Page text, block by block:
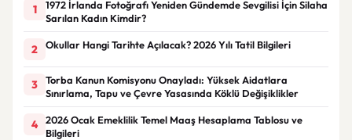
1
1972 İrlanda Fotoğrafı Yeniden Gündemde Sevgilisi İçin Silaha
Sarılan Kadın Kimdir?
2 Okullar Hangi Tarihte Açılacak? 2026 Yılı Tatil Bilgileri
3
Torba Kanun Komisyonu Onayladı: Yüksek Aidatlara
Sınırlama, Tapu ve Çevre Yasasında Köklü Değişiklikler
4
2026 Ocak Emeklilik Temel Maaş Hesaplama Tablosu ve
Bilgileri